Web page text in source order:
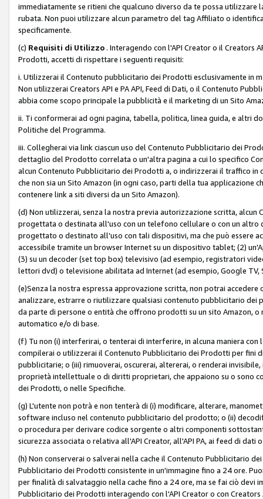
immediatamente se ritieni che qualcuno diverso da te possa
rubata. Non puoi utilizzare alcun parametro del tag Affiliato o
specificamente.
(c) Requisiti di Utilizzo . Interagendo con l'API Creator o il Creators
Prodotti, accetti di rispettare i seguenti requisiti:
i. Utilizzerai il Contenuto pubblicitario dei Prodotti esclusivamente in
Non utilizzerai Creators API e PA API, Feed di Dati, o il Contenuto
abbia come scopo principale la pubblicità e il marketing di un Sito
ii. Ti conformerai ad ogni pagina, tabella, politica, linea guida, e altri
Politiche del Programma.
iii. Collegherai via link ciascun uso del Contenuto Pubblicitario dei
dettaglio del Prodotto correlata o un'altra pagina a cui lo specifico
alcun Contenuto Pubblicitario dei Prodotti a, o indirizzerai il traffico in
che non sia un Sito Amazon (in ogni caso, parti della tua
contenere link a siti diversi da un Sito Amazon).
(d) Non utilizzerai, senza la nostra previa autorizzazione scritta,
progettata o destinata all'uso con un telefono cellulare o con un
progettato o destinato all'uso con tali dispositivi, ma che può essere
accessibile tramite un browser Internet su un dispositivo tablet; (2)
(3) su un decoder (set top box) televisivo (ad esempio, registratori
lettori dvd) o televisione abilitata ad Internet (ad esempio, Google TV,
(e)Senza la nostra espressa approvazione scritta, non potrai
analizzare, estrarre o riutilizzare qualsiasi contenuto pubblicitario
da parte di persone o entità che offrono prodotti su un sito Amazon,
automatico e/o di base.
(f) Tu non (i) interferirai, o tenterai di interferire, in alcuna maniera
compilerai o utilizzerai il Contenuto Pubblicitario dei Prodotti per
pubblicitarie; o (iii) rimuoverai, oscurerai, altererai, o renderai
proprietà intellettuale o di diritti proprietari, che appaiono su o sono
dei Prodotti, o nelle Specifiche.
(g) L'utente non potrà e non tenterà di (i) modificare, alterare,
software incluso nel contenuto pubblicitario del prodotto; o (ii)
o procedura per derivare codice sorgente o altri componenti
sicurezza associata o relativa all'API Creator, all'API PA, ai feed di
(h) Non conserverai o salverai nella cache il Contenuto Pubblicitario
Pubblicitario dei Prodotti consistente in un'immagine fino a 24 ore.
per finalità di salvataggio nella cache fino a 24 ore, ma se fai ciò
Pubblicitario dei Prodotti interagendo con l'API Creator o con